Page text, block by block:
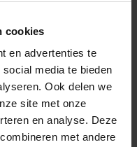
cookies
en advertenties te
media te bieden
Ook delen we
site met onze
en analyse. Deze
met andere
je
de